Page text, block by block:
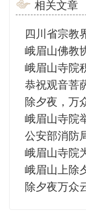
相关文章
峨眉山寺院
峨眉山上除
除夕夜万众